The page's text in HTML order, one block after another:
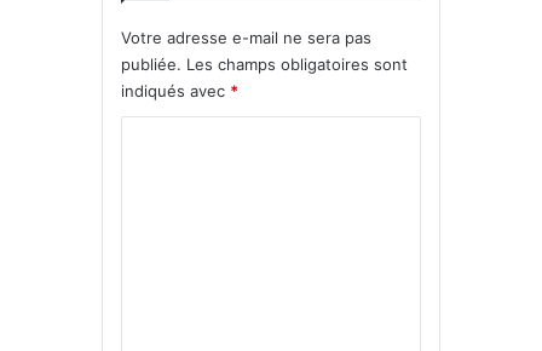
Votre adresse e-mail ne sera pas
publiée. Les champs obligatoires sont
indiqués avec *